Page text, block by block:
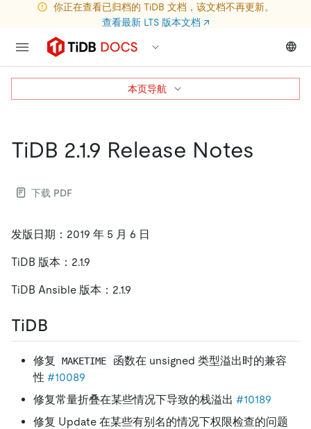
你正在查看已归档的 TiDB 文档，该文档不再更新。
查看最新 LTS 版本文档 ↗
TiDB 2.1.9 Release Notes
下载 PDF
发版日期：2019 年 5 月 6 日
TiDB 版本：2.1.9
TiDB Ansible 版本：2.1.9
TiDB
修复 MAKETIME
函数在 unsigned 类型溢出时的兼容
性 #10089
修复常量折叠在某些情况下导致的栈溢出 #10189
修复 Update 在某些有别名的情况下权限检查的问题
本页导航